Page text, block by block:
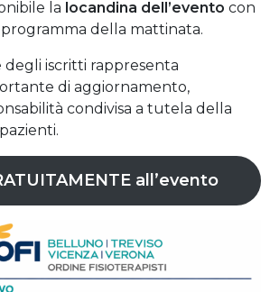
la locandina dell’evento con
della mattinata.
degli iscritti rappresenta
di aggiornamento,
condivisa a tutela della
all’evento